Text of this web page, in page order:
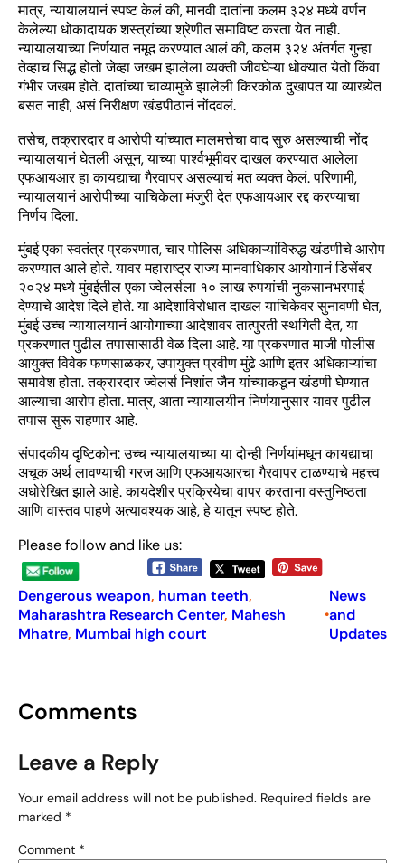
मात्र, न्यायालयानं स्पष्ट केलं की, मानवी दातांना कलम ३२४ मध्ये वर्णन
केलेल्या धोकादायक शस्त्रांच्या श्रेणीत समाविष्ट करता येत नाही.
न्यायालयाच्या निर्णयात नमूद करण्यात आलं की, कलम ३२४ अंतर्गत गुन्हा
तेव्हाच सिद्ध होतो जेव्हा जखम झालेला व्यक्ती जीवघेऱ्या धोक्यात येतो किंवा
गंभीर जखम होते. दातांच्या चाव्यामुळे झालेली किरकोळ दुखापत या व्याख्येत
बसत नाही, असं निरीक्षण खंडपीठानं नोंदवलं.
तसेच, तक्रारदार व आरोपी यांच्यात मालमत्तेचा वाद सुरु असल्याची नोंद
न्यायालयानं घेतली असून, याच्या पार्श्वभूमीवर दाखल करण्यात आलेला
एफआयआर हा कायद्याचा गैरवापर असल्याचं मत व्यक्त केलं. परिणामी,
न्यायालयानं आरोपीच्या याचिकेला मंजुरी देत एफआयआर रद्द करण्याचा
निर्णय दिला.
मुंबई एका स्वतंत्र प्रकरणात, चार पोलिस अधिकाऱ्यांविरुद्ध खंडणीचे आरोप
करण्यात आले होते. यावर महाराष्ट्र राज्य मानवाधिकार आयोगानं डिसेंबर
२०२४ मध्ये मुंबईतील एका ज्वेलर्सला १० लाख रुपयांची नुकसानभरपाई
देण्याचे आदेश दिले होते. या आदेशाविरोधात दाखल याचिकेवर सुनावणी घेत,
मुंबई उच्च न्यायालयानं आयोगाच्या आदेशावर तात्पुरती स्थगिती देत, या
प्रकरणात पुढील तपासासाठी वेळ दिला आहे. या प्रकरणात माजी पोलीस
आयुक्त विवेक फणसाळकर, उपायुक्त प्रवीण मुंढे आणि इतर अधिकाऱ्यांचा
समावेश होता. तक्रारदार ज्वेलर्स निशांत जैन यांच्याकडून खंडणी घेण्यात
आल्याचा आरोप होता. मात्र, आता न्यायालयीन निर्णयानुसार यावर पुढील
तपास सुरू राहणार आहे.
संपादकीय दृष्टिकोन: उच्च न्यायालयाच्या या दोन्ही निर्णयांमधून कायद्याचा
अचूक अर्थ लावण्याची गरज आणि एफआयआरचा गैरवापर टाळण्याचे महत्त्व
अधोरेखित झाले आहे. कायदेशीर प्रक्रियेचा वापर करताना वस्तुनिष्ठता
आणि वास्तव पाहणे अत्यावश्यक आहे, हे यातून स्पष्ट होते.
Please follow and like us:
Dengerous weapon, human teeth
Maharashtra Research Center, Mahesh
Mhatre, Mumbai high court
•
News
and
Updates
Comments
Leave a Reply
Your email address will not be published. Required fields are
marked *
Comment *